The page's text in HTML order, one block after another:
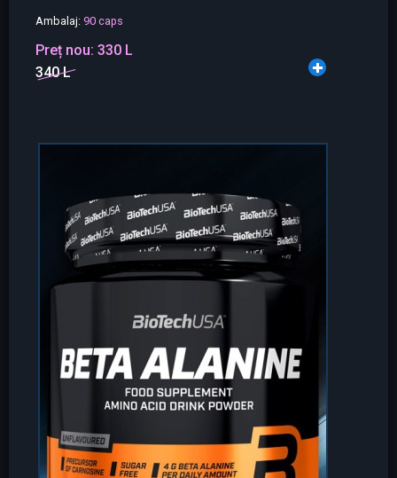
Ambalaj: 90 caps
Preț nou: 330 L
340 L